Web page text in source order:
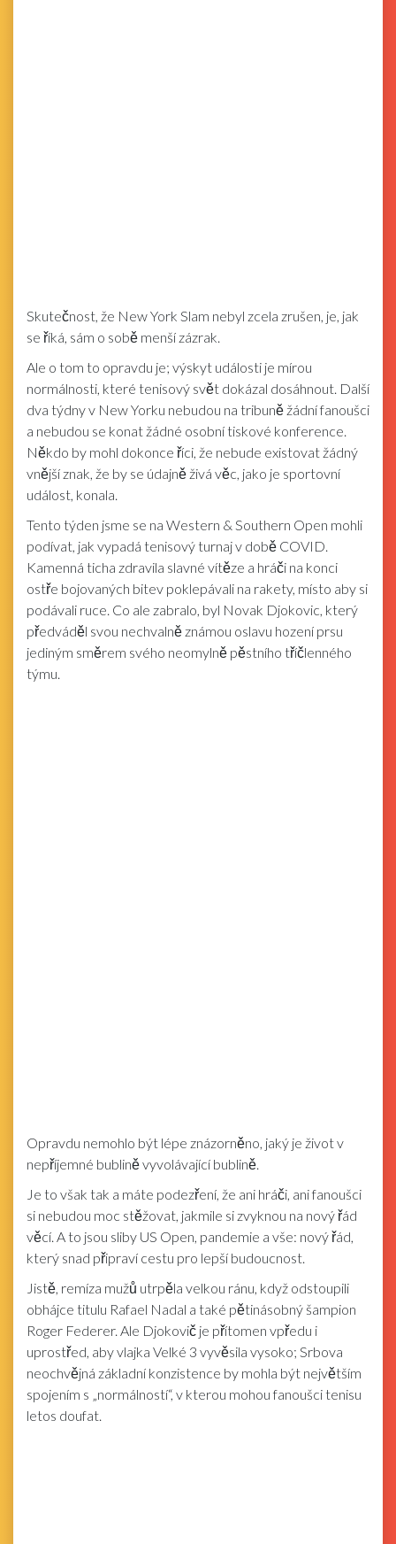
Skutečnost, že New York Slam nebyl zcela zrušen, je, jak
se říká, sám o sobě menší zázrak.
Ale o tom to opravdu je; výskyt události je mírou
normálnosti, které tenisový svět dokázal dosáhnout. Další
dva týdny v New Yorku nebudou na tribuně žádní fanoušci
a nebudou se konat žádné osobní tiskové konference.
Někdo by mohl dokonce říci, že nebude existovat žádný
vnější znak, že by se údajně živá věc, jako je sportovní
událost, konala.
Tento týden jsme se na Western & Southern Open mohli
podívat, jak vypadá tenisový turnaj v době COVID.
Kamenná ticha zdravila slavné vítěze a hráči na konci
ostře bojovaných bitev poklepávali na rakety, místo aby si
podávali ruce. Co ale zabralo, byl Novak Djokovic, který
předváděl svou nechvalně známou oslavu hození prsu
jediným směrem svého neomylně pěstního tříčlenného
týmu.
Opravdu nemohlo být lépe znázorněno, jaký je život v
nepříjemné bublině vyvolávající bublině.
Je to však tak a máte podezření, že ani hráči, ani fanoušci
si nebudou moc stěžovat, jakmile si zvyknou na nový řád
věcí. A to jsou sliby US Open, pandemie a vše: nový řád,
který snad připraví cestu pro lepší budoucnost.
Jistě, remíza mužů utrpěla velkou ránu, když odstoupili
obhájce titulu Rafael Nadal a také pětinásobný šampion
Roger Federer. Ale Djokovič je přítomen vpředu i
uprostřed, aby vlajka Velké 3 vyvěsila vysoko; Srbova
neochvějná základní konzistence by mohla být největším
spojením s „normálností“, v kterou mohou fanoušci tenisu
letos doufat.